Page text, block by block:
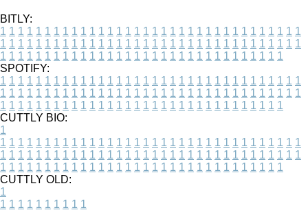
BITLY:
1 1 1 1 1 1 1 1 1 1 1 1 1 1 1 1 1 1 1 1 1 1 1 1 1 1 1 1 1 1 1 1 1 1
1 1 1 1 1 1 1 1 1 1 1 1 1 1 1 1 1 1 1 1 1 1 1 1 1 1 1 1 1 1 1 1 1 1
1 1 1 1 1 1 1 1 1 1 1 1 1 1 1 1 1 1 1 1 1 1 1 1 1 1 1 1 1 1 1 1
SPOTIFY:
1 1 1 1 1 1 1 1 1 1 1 1 1 1 1 1 1 1 1 1 1 1 1 1 1 1 1 1 1 1 1 1 1 1
1 1 1 1 1 1 1 1 1 1 1 1 1 1 1 1 1 1 1 1 1 1 1 1 1 1 1 1 1 1 1 1 1 1
1 1 1 1 1 1 1 1 1 1 1 1 1 1 1 1 1 1 1 1 1 1 1 1 1 1 1 1 1 1 1 1
CUTTLY BIO:
1
1 1 1 1 1 1 1 1 1 1 1 1 1 1 1 1 1 1 1 1 1 1 1 1 1 1 1 1 1 1 1 1 1 1
1 1 1 1 1 1 1 1 1 1 1 1 1 1 1 1 1 1 1 1 1 1 1 1 1 1 1 1 1 1 1 1 1 1
1 1 1 1 1 1 1 1 1 1 1 1 1 1 1 1 1 1 1 1 1 1 1 1 1 1 1 1 1 1 1 1
CUTTLY OLD:
1
1 1 1 1 1 1 1 1 1 1